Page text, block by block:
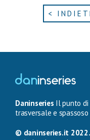
<
Daninseries Il punto di
trasversale e
© daninseries.it 2022.